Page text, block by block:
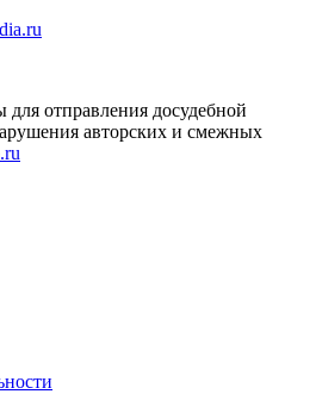
отправления досудебной
авторских и смежных